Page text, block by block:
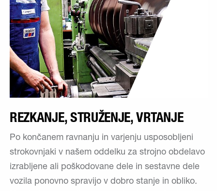
REZKANJE, STRUŽENJE, VRTANJE
Po končanem ravnanju in varjenju usposobljeni
strokovnjaki v našem oddelku za strojno obdelavo
izrabljene ali poškodovane dele in sestavne dele
vozila ponovno spravijo v dobro stanje in obliko.